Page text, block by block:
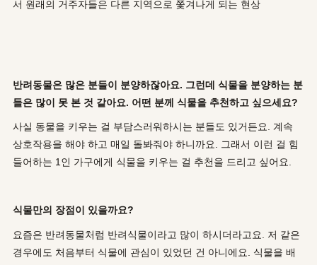
서 원래의 거주자들은 다른 지역으로 쫓겨나게 되는 현상
반려동물은 많은 분들이 분양하잖아요. 그런데 식물을 분양하는 분
들은 많이 못 본 것 같아요. 어떤 분께 식물을 추천하고 싶으세요?
사실 동물을 키우는 걸 부담스러워하시는 분들도 있거든요. 계속
상호작용을 해야 하고 매일 돌봐줘야 하니까요. 그래서 이런 걸 힘
들어하는 1인 가구에게 식물을 키우는 걸 추천을 드리고 싶어요.
식물만의 장점이 있을까요?
요즘은 반려동물처럼 반려식물이라고 많이 하시더라고요. 저 같은
경우에도 처음부터 식물에 관심이 있었던 건 아니에요. 식물을 배